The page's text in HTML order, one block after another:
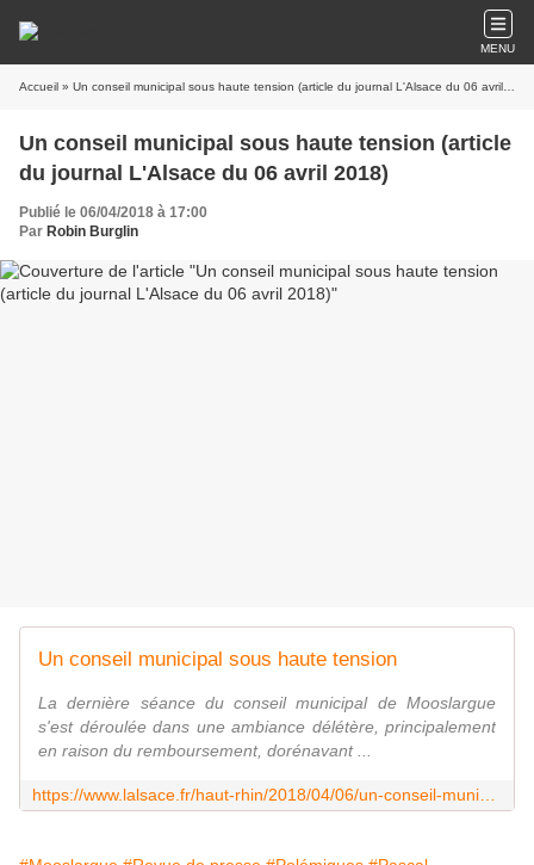
MENU
Accueil » Un conseil municipal sous haute tension (article du journal L'Alsace du 06 avril 2018)
Un conseil municipal sous haute tension (article
du journal L'Alsace du 06 avril 2018)
Publié le 06/04/2018 à 17:00
Par Robin Burglin
Un conseil municipal sous haute tension
La dernière séance du conseil municipal de Mooslargue
s'est déroulée dans une ambiance délétère, principalement
en raison du remboursement, dorénavant ...